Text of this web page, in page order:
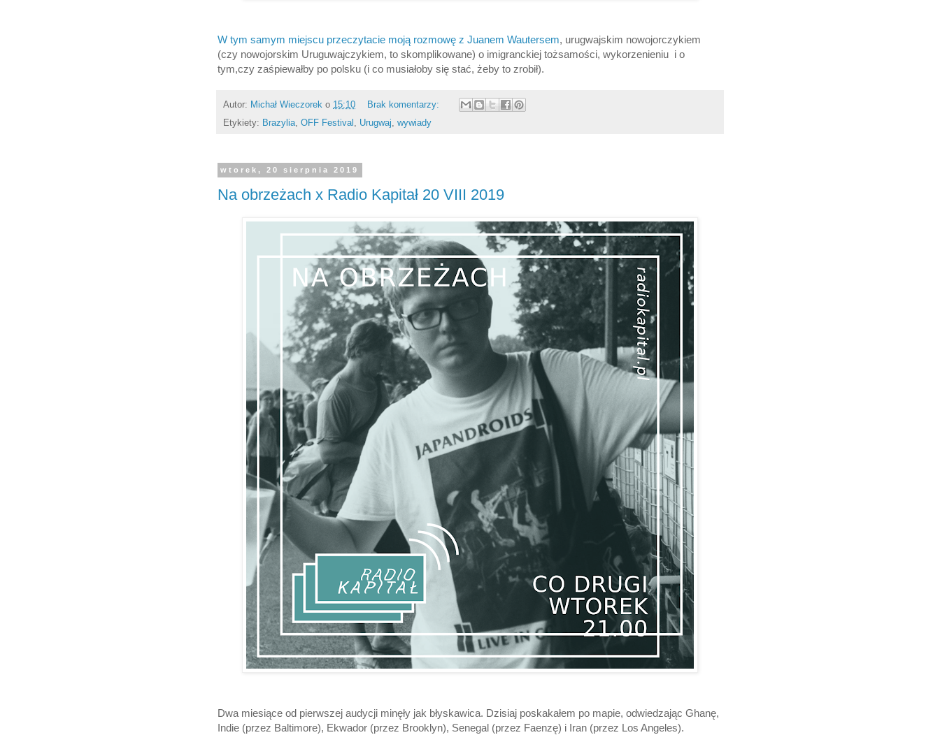
W tym samym miejscu przeczytacie moją rozmowę z Juanem Wautersem, urugwajskim nowojorczykiem
(czy nowojorskim Uruguwajczykiem, to skomplikowane) o imigranckiej tożsamości, wykorzenieniu i o
tym,czy zaśpiewałby po polsku (i co musiałoby się stać, żeby to zrobił).
Autor: Michał Wieczorek o 15:10
Brak komentarzy:
Etykiety: Brazylia, OFF Festival , Urugwaj, wywiady
wtorek, 20 sierpnia 2019
Na obrzeżach x Radio Kapitał 20 VIII 2019
Dwa miesiące od pierwszej audycji minęły jak błyskawica. Dzisiaj poskakałem po mapie, odwiedzając Ghanę,
Indie (przez Baltimore), Ekwador (przez Brooklyn), Senegal (przez Faenzę) i Iran (przez Los Angeles).